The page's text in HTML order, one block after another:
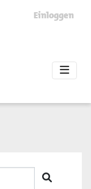
Einloggen